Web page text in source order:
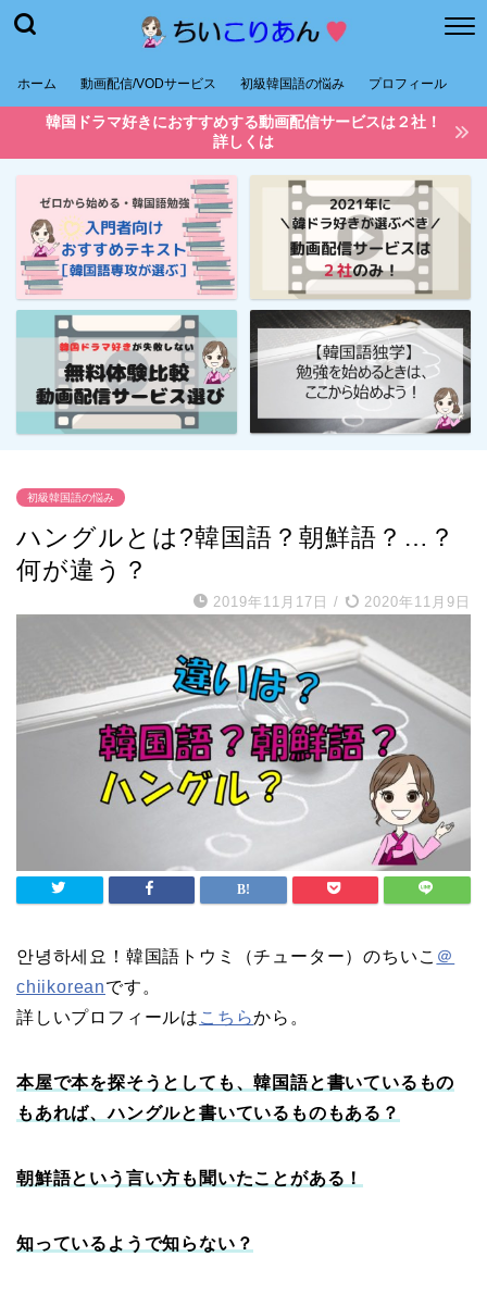
ホーム 動画配信/VODサービス 初級韓国語の悩み プロフィール
韓国ドラマ好きにおすすめする動画配信サービスは２社！
詳しくは
初級韓国語の悩み
ハングルとは?韓国語？朝鮮語？…？
何が違う？
2019年11月17日 / 2020年11月9日
안녕하세요！韓国語トウミ（チューター）のちいこ ＠
chiikoreanです。
詳しいプロフィールは こちらから。
本屋で本を探そうとしても、韓国語と書いているもの
もあれば、ハングルと書いているものもある？
朝鮮語という言い方も聞いたことがある！
知っているようで知らない？